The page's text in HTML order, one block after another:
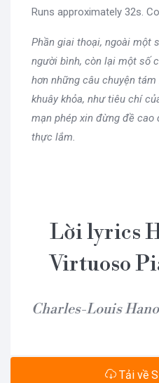
Runs approximately 32s.
Phần giai thoại, ngoài một
người bình, còn lại một số
hơn những câu chuyện
khuây khỏa, như tiêu chí
mạn phép xin đừng đề
thực lắm.
Lời lyrics
Virtuoso
Charles-Louis
Tải về